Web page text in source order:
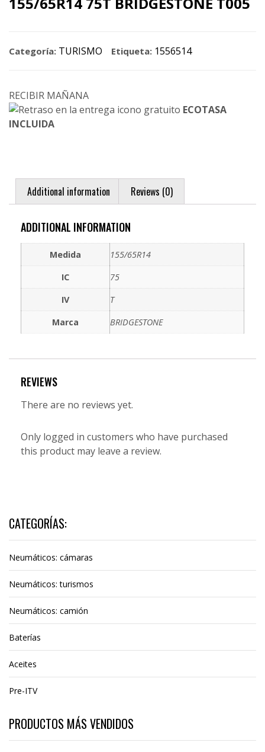
Categoría: TURISMO Etiqueta: 1556514
RECIBIR MAÑANA
ECOTASA
INCLUIDA
Additional information Reviews (0)
ADDITIONAL INFORMATION
Medida
155/65R14
IC
75
IV
T
Marca
BRIDGESTONE
REVIEWS
There are no reviews yet.
Only logged in customers who have purchased
this product may leave a review.
CATEGORÍAS:
Neumáticos: cámaras
Neumáticos: turismos
Neumáticos: camión
Baterías
Aceites
Pre-ITV
PRODUCTOS MÁS VENDIDOS